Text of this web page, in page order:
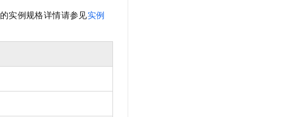
的实例规格详情请参见实例